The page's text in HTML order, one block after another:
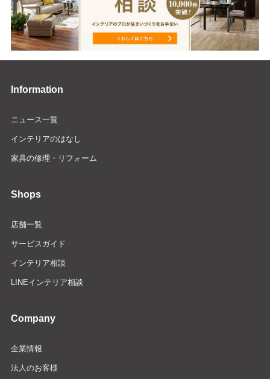
Information
ニュース一覧
インテリアのはなし
家具の修理・リフォーム
Shops
店舗一覧
サービスガイド
インテリア相談
LINEインテリア相談
Company
企業情報
法人のお客様